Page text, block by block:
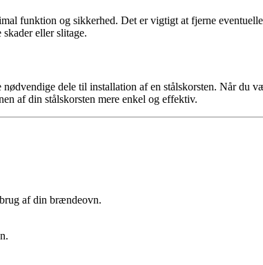
funktion og sikkerhed. Det er vigtigt at fjerne
eller slitage.
dele til installation af en stålskorsten. Når du
af din stålskorsten mere enkel og effektiv.
af din brændeovn.